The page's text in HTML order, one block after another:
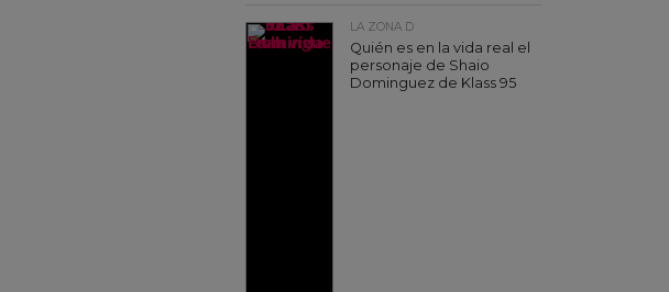
LA ZONA D
Quién es en la vida real el
personaje de Shaio
Dominguez de Klass 95